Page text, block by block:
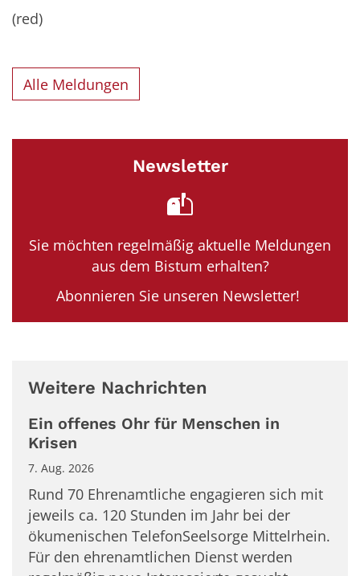
(red)
Alle Meldungen
Newsletter
Sie möchten regelmäßig aktuelle Meldungen
aus dem Bistum erhalten?
Abonnieren Sie unseren Newsletter!
Weitere Nachrichten
Ein offenes Ohr für Menschen in
Krisen
7. Aug. 2026
Rund 70 Ehrenamtliche engagieren sich mit
jeweils ca. 120 Stunden im Jahr bei der
ökumenischen TelefonSeelsorge Mittelrhein.
Für den ehrenamtlichen Dienst werden